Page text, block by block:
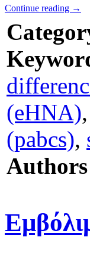
Continue reading →
(eHNA),
(pabcs),